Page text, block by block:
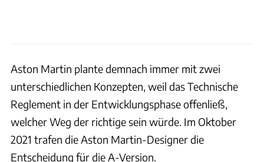
Aston Martin plante demnach immer mit zwei
unterschiedlichen Konzepten, weil das Technische
Reglement in der Entwicklungsphase offenließ,
welcher Weg der richtige sein würde. Im Oktober
2021 trafen die Aston Martin-Designer die
Entscheidung für die A-Version.